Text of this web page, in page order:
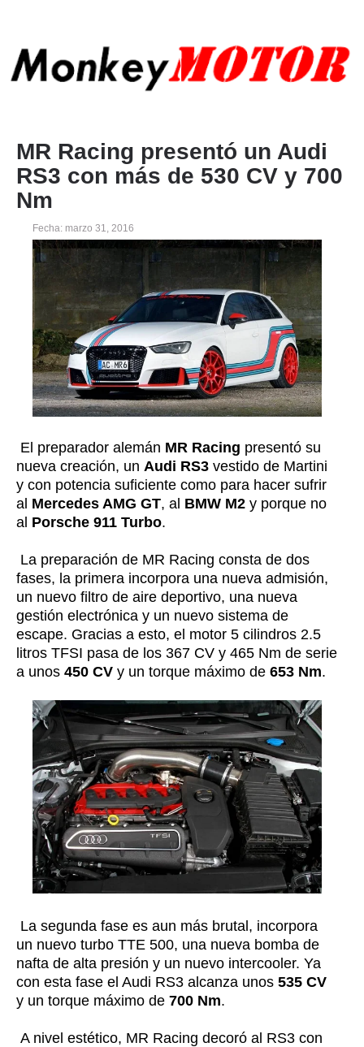
MR Racing presentó un Audi
RS3 con más de 530 CV y 700
Nm
Fecha: marzo 31, 2016
El preparador alemán MR Racing presentó su
nueva creación, un Audi RS3 vestido de Martini
y con potencia suficiente como para hacer sufrir
al Mercedes AMG GT, al BMW M2 y porque no
al Porsche 911 Turbo.
La preparación de MR Racing consta de dos
fases, la primera incorpora una nueva admisión,
un nuevo filtro de aire deportivo, una nueva
gestión electrónica y un nuevo sistema de
escape. Gracias a esto, el motor 5 cilindros 2.5
litros TFSI pasa de los 367 CV y 465 Nm de serie
a unos 450 CV y un torque máximo de 653 Nm.
La segunda fase es aun más brutal, incorpora
un nuevo turbo TTE 500, una nueva bomba de
nafta de alta presión y un nuevo intercooler. Ya
con esta fase el Audi RS3 alcanza unos 535 CV
y un torque máximo de 700 Nm.
A nivel estético, MR Racing decoró al RS3 con